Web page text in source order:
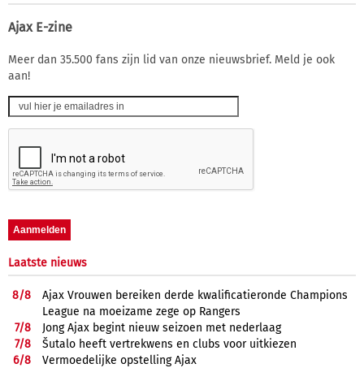
Ajax E-zine
Meer dan 35.500 fans zijn lid van onze nieuwsbrief. Meld je ook
aan!
Laatste nieuws
8/8
Ajax Vrouwen bereiken derde kwalificatieronde Champions
League na moeizame zege op Rangers
7/8
Jong Ajax begint nieuw seizoen met nederlaag
7/8
Šutalo heeft vertrekwens en clubs voor uitkiezen
6/8
Vermoedelijke opstelling Ajax